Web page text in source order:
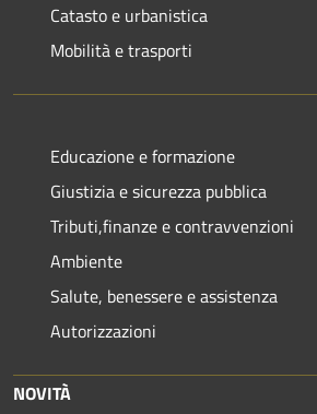
Catasto e urbanistica
Mobilità e trasporti
Educazione e formazione
Giustizia e sicurezza pubblica
Tributi,finanze e contravvenzioni
Ambiente
Salute, benessere e assistenza
Autorizzazioni
NOVITÀ